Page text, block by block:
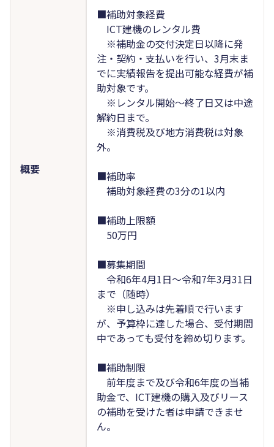
概要
■補助対象経費
ICT建機のレンタル費
※補助金の交付決定日以降に発
注・契約・支払いを行い、3月末ま
でに実績報告を提出可能な経費が補
助対象です。
※レンタル開始～終了日又は中途
解約日まで。
※消費税及び地方消費税は対象
外。
■補助率
補助対象経費の3分の1以内
■補助上限額
50万円
■募集期間
令和6年4月1日～令和7年3月31日
まで（随時）
※申し込みは先着順で行います
が、予算枠に達した場合、受付期間
中であっても受付を締め切ります。
■補助制限
前年度まで及び令和6年度の当補
助金で、ICT建機の購入及びリース
の補助を受けた者は申請できませ
ん。